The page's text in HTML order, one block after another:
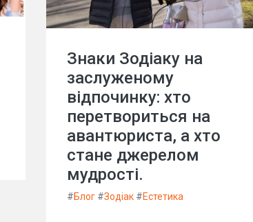
Знаки Зодіаку на
заслуженому
відпочинку: хто
перетвориться на
авантюриста, а хто
стане джерелом
мудрості.
#Блог #Зодіак #Естетика